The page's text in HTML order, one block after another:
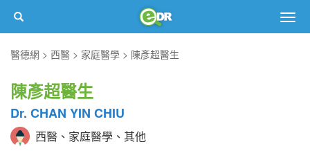
醫德網
西醫 家庭醫學 陳彥超醫生
陳彥超醫生
Dr. CHAN YIN CHIU
西醫、家庭醫學、其他